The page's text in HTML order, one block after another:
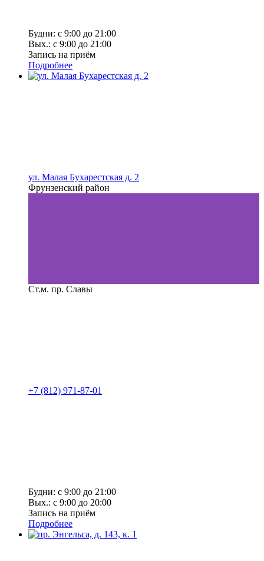
Будни: с 9:00 до 21:00
Вых.: с 9:00 до 21:00
Запись на приём
Подробнее
ул. Малая Бухарестская д. 2
Фрунзенский район
Ст.м. пр. Славы
+7 (812) 971-87-01
Будни: с 9:00 до 21:00
Вых.: с 9:00 до 20:00
Запись на приём
Подробнее